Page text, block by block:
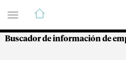
Guía de Empresas
Buscador de información de